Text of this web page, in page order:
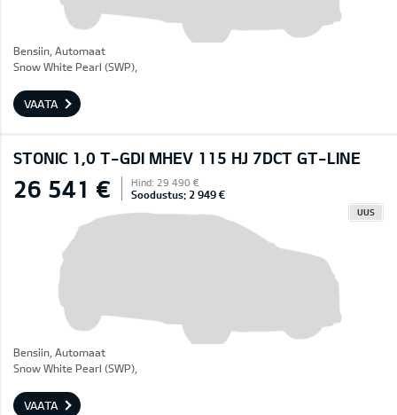
Bensiin, Automaat
Snow White Pearl (SWP),
VAATA
STONIC 1,0 T-GDI MHEV 115 HJ 7DCT GT-LINE
26 541 € Hind: 29 490 €
Soodustus: 2 949 €
UUS
Bensiin, Automaat
Snow White Pearl (SWP),
VAATA